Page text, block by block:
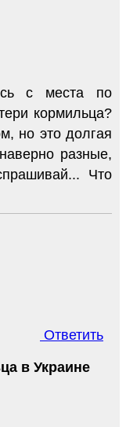
с места по
кормильца?
но это долгая
разные,
Что
Ответить
в Украине